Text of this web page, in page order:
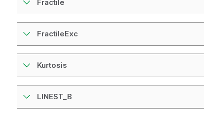
Fractile
FractileExc
Kurtosis
LINEST_B